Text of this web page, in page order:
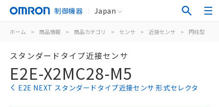
制御機器 Japan
ホーム > 商品情報 > 商品カテゴリ > センサ > 近接センサ > 円柱型
スタンダードタイプ近接センサ
E2E-X2MC28-M5
E2E NEXT スタンダードタイプ近接センサ 形式セレクタ